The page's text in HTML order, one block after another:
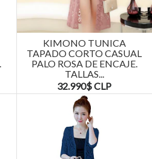
KIMONO TUNICA
TAPADO CORTO CASUAL
PALO ROSA DE ENCAJE.
TALLAS...
32.990$ CLP